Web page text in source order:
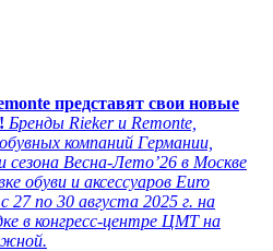
представят свои новые
Бренды Rieker и Remonte,
компаний Германии,
сезона Весна-Лето’26 в Москве
обуви и аксессуаров Euro
27 по 30 августа 2025 г. на
в конгресс-центре ЦМТ на